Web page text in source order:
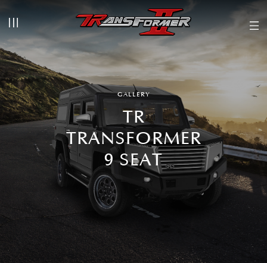
GALLERY
TR
TRANSFORMER
9 SEAT